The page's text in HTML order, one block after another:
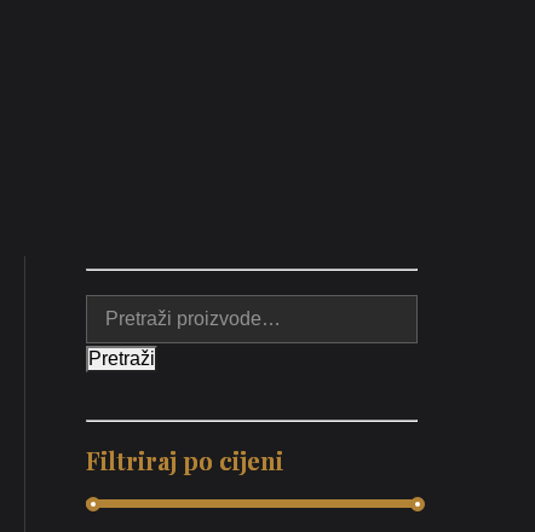
Pretraži
Filtriraj po cijeni